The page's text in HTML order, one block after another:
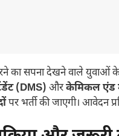
का सपना देखने वाले युवाओं
(DMS) औरकेमिकल एंड
पर भर्ती की जाएगी। आवेदन